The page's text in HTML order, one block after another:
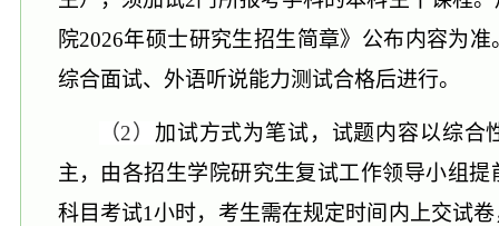
院2026年硕士研究生招生简章》公布内容为
综合面试、外语听说能力测试合格后进行。
（2） 加试方式为笔试，试题内容以综合
主，由各招生学院研究生复试工作领导小组
科目 考试1小时， 考生需在规定时间内上交试卷